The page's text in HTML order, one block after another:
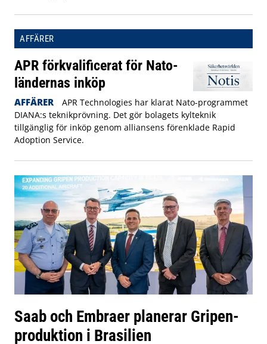
AFFÄRER
APR förkvalificerat för Nato-
ländernas inköp
AFFÄRER
APR Technologies har klarat Nato-programmet
DIANA:s teknikprövning. Det gör bolagets kylteknik
tillgänglig för inköp genom alliansens förenklade Rapid
Adoption Service.
Saab och Embraer planerar Gripen-
produktion i Brasilien